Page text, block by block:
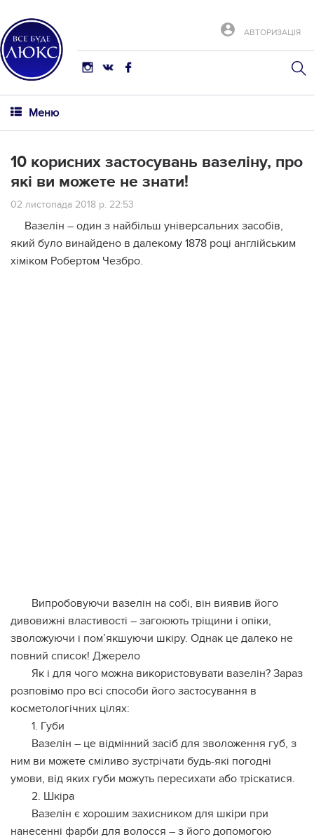
АВТОРИЗАЦІЯ
Меню
10 корисних застосувань вазеліну, про
які ви можете не знати!
02 листопада 2018 р. 22:53
Вазелін – один з найбільш універсальних засобів,
який було винайдено в далекому 1878 році англійським
хіміком Робертом Чезбро.
Випробовуючи вазелін на собі, він виявив його
дивовижні властивості – загоюють тріщини і опіки,
зволожуючи і пом’якшуючи шкіру. Однак це далеко не
повний список! Джерело
Як і для чого можна використовувати вазелін? Зараз
розповімо про всі способи його застосування в
косметологічних цілях:
1. Губи
Вазелін – це відмінний засіб для зволоження губ, з
ним ви можете сміливо зустрічати будь-які погодні
умови, від яких губи можуть пересихати або тріскатися.
2. Шкіра
Вазелін є хорошим захисником для шкіри при
нанесенні фарби для волосся – з його допомогою